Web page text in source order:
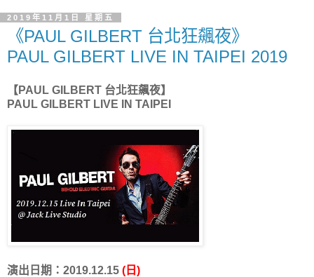
2019年11月1日 星期五
《PAUL GILBERT 台北狂飆夜》
PAUL GILBERT LIVE IN TAIPEI 2019
【PAUL GILBERT 台北狂飆夜】
PAUL GILBERT LIVE IN TAIPEI
演出日期：2019.12.15 (日)